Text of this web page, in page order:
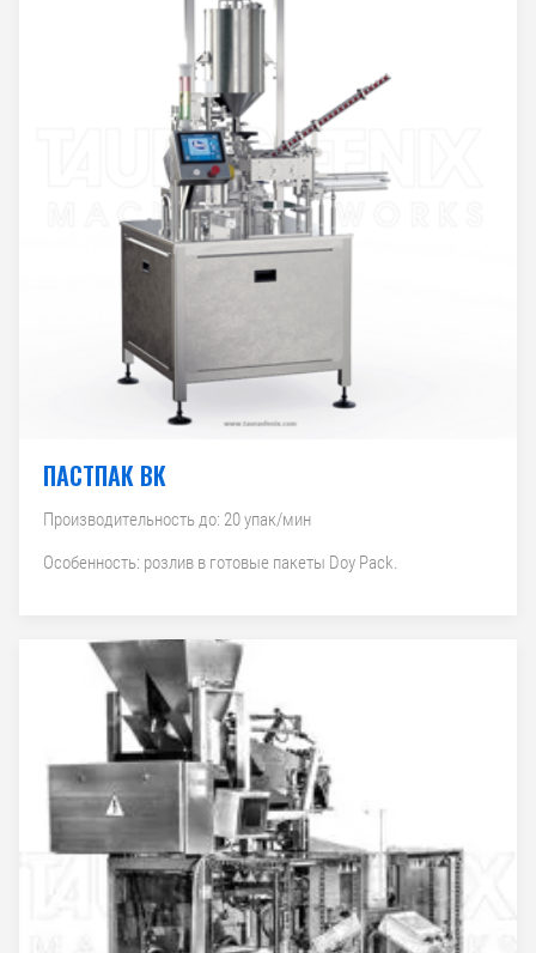
ПАСТПАК ВК
Производительность до: 20 упак/мин
Особенность: розлив в готовые пакеты Doy Pack.